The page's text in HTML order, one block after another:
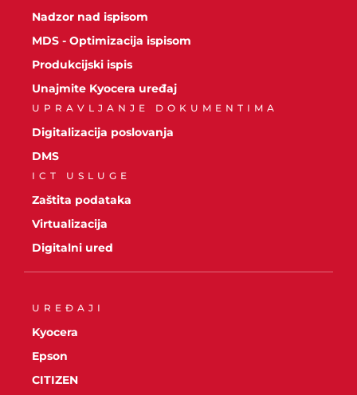
Nadzor nad ispisom
MDS - Optimizacija ispisom
Produkcijski ispis
Unajmite Kyocera uređaj
UPRAVLJANJE DOKUMENTIMA
Digitalizacija poslovanja
DMS
ICT USLUGE
Zaštita podataka
Virtualizacija
Digitalni ured
UREĐAJI
Kyocera
Epson
CITIZEN